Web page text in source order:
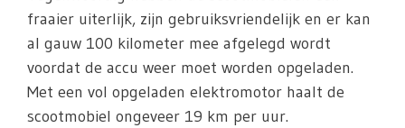
fraaier uiterlijk, zijn gebruiksvriendelijk en er kan
al gauw 100 kilometer mee afgelegd wordt
voordat de accu weer moet worden opgeladen.
Met een vol opgeladen elektromotor haalt de
scootmobiel ongeveer 19 km per uur.